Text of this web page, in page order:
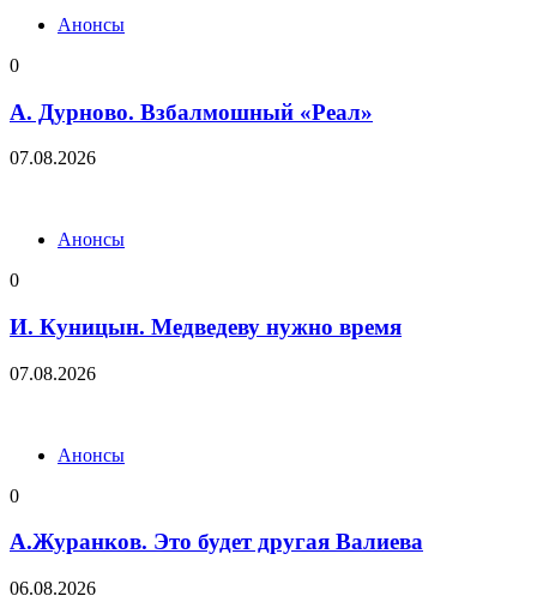
Анонсы
0
А. Дурново. Взбалмошный «Реал»
07.08.2026
Анонсы
0
И. Куницын. Медведеву нужно время
07.08.2026
Анонсы
0
А.Журанков. Это будет другая Валиева
06.08.2026